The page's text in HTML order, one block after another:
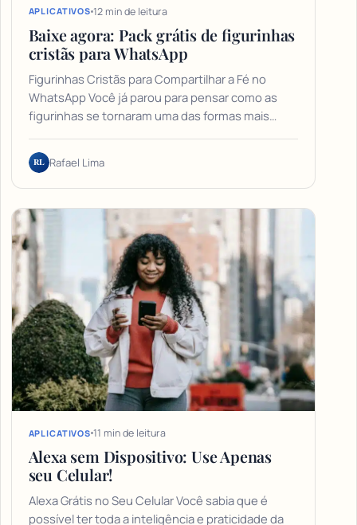
APLICATIVOS 12 min de leitura
Baixe agora: Pack grátis de figurinhas
cristãs para WhatsApp
Figurinhas Cristãs para Compartilhar a Fé no
WhatsApp Você já parou para pensar como as
figurinhas se tornaram uma das formas mais…
RL Rafael Lima
APLICATIVOS 11 min de leitura
Alexa sem Dispositivo: Use Apenas
seu Celular!
Alexa Grátis no Seu Celular Você sabia que é
possível ter toda a inteligência e praticidade da